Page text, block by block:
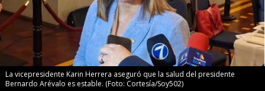
La vicepresidente Karin Herrera aseguró que la salud del presidente
Bernardo Arévalo es estable. (Foto: Cortesía/Soy502)